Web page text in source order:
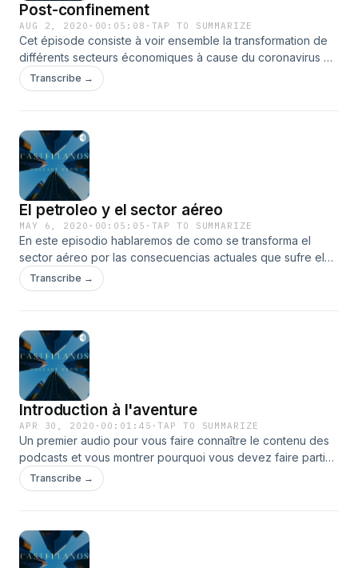
Post-confinement
AUG 2, 2020 · 00:05:08 · TAP TO SUMMARIZE
Cet épisode consiste à voir ensemble la transformation de
différents secteurs économiques à cause du coronavirus et
le changement à consommer et se comporter dans une
nouvelle étape.
Transcribe →
El petroleo y el sector aéreo
MAY 6, 2020 · 00:05:05 · TAP TO SUMMARIZE
En este episodio hablaremos de como se transforma el
sector aéreo por las consecuencias actuales que sufre el
petroleo.
Transcribe →
Introduction à l'aventure
APR 30, 2020 · 00:01:45 ·TAP TO SUMMARIZE
Un premier audio pour vous faire connaître le contenu des
podcasts et vous montrer pourquoi vous devez faire partie
de cela.
Transcribe →